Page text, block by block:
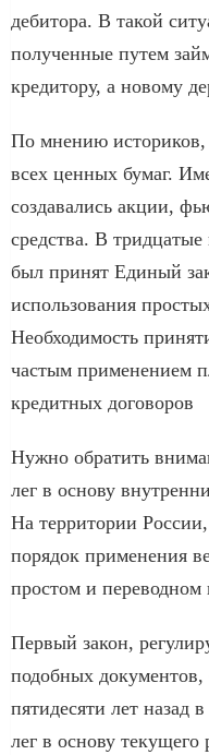
дебитора. В такой
полученные путем
кредитору, а новому
По мнению историков,
всех ценных бумаг.
создавались акции,
средства. В
был принят Единый
использования
Необходимость
частым применением
кредитных договоров
Нужно обратить
лег в основу
На территории
порядок применения
простом и переводном
Первый закон,
подобных
пятидесяти лет назад
лег в основу текущего